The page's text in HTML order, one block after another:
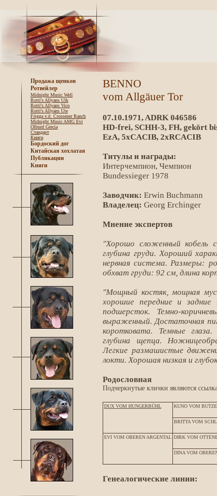
Продажа щенков
Ротвейлер
Midnight Music Well
Rotti's Allyans Ulk
Rotti's Allyans Vico
Rotti's Allyans Ute
Frigga v.d. Crossener Ranch
Midnight Music AMG Evi
Olburd Grecia
Стандарт
Книги
Бордоский дог
Китайская хохлатая
Публикации
Книги
BENNO
vom Allgäuer Tor
07.10.1971, ADRK 046586
HD-frei, SCHH-3, FH, gekört
EzA, 5xCACIB, 2xRCACIB
Титулы и награды:
Интерчемпион, Чемпион
Bundessieger 1978
Заводчик: Erwin Buchmann
Владелец: Georg Erchinger
Мнение экспертов
"Хорошо сложенный кобель
глубина груди. Хороший
нервная система. Размеры:
обхват груди: 92 см, длина
"Мощный костяк, мощная
хорошие передние и задние
подшерсток. Темно-
выраженный. Достаточная
коротковата. Темные
глубина щепца.
Легкие размашистые
локти. Хорошая низкая и
Родословная
Подчеркнутые клички являются
DUX VOM HUNGERBÜHL KUNO VOM
BRITTA VOM
EVI VOM OBEREN ARGENTAL DIRK VOM
DINA VOM
Генеалогические линии: